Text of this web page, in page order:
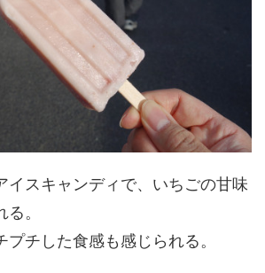
イスキャンディで、いちごの甘味
。
チした食感も感じられる。